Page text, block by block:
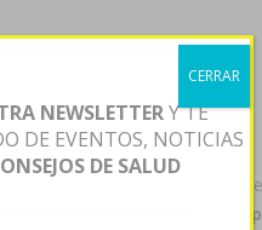
acuñó “
”
de valtrex tridiavir en
NEWSLETTERY TE
DE EVENTOS, NOTICIAS
DE SALUD
CERRAR